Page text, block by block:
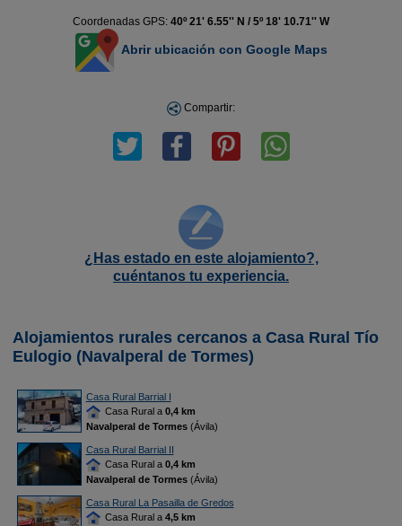
Coordenadas GPS: 40º 21' 6.55'' N / 5º 18' 10.71'' W
Abrir ubicación con Google Maps
Compartir:
¿Has estado en este alojamiento?,
cuéntanos tu experiencia.
Alojamientos rurales cercanos a Casa Rural Tío
Eulogio (Navalperal de Tormes)
Casa Rural Barrial I
Casa Rural a 0,4 km
Navalperal de Tormes(Ávila)
Casa Rural Barrial II
Casa Rural a 0,4 km
Navalperal de Tormes(Ávila)
Casa Rural La Pasailla de Gredos
Casa Rural a 4,5 km